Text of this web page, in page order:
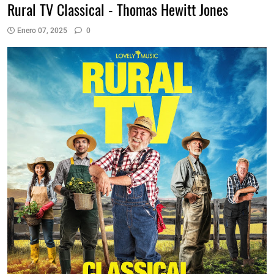
Rural TV Classical - Thomas Hewitt Jones
Enero 07, 2025 0